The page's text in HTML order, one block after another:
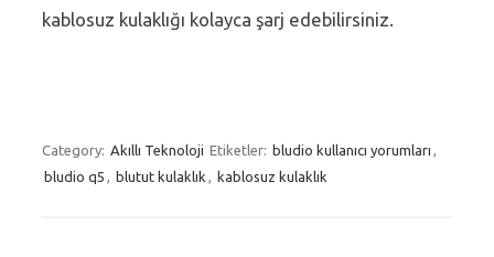
kablosuz kulaklığı kolayca şarj edebilirsiniz.
Category: Akıllı Teknoloji Etiketler: bludio kullanıcı yorumları ,
bludio q5 , blutut kulaklık , kablosuz kulaklık